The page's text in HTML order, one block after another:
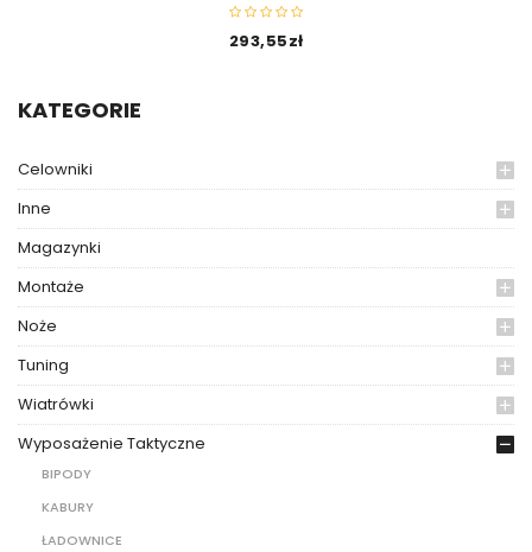
KATEGORIE
Celowniki
Inne
Magazynki
Montaże
Noże
Tuning
Wiatrówki
Wyposażenie Taktyczne
BIPODY
KABURY
ŁADOWNICE
293,55zł